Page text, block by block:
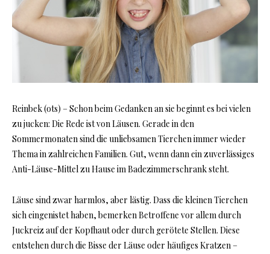
Reinbek (ots) – Schon beim Gedanken an sie beginnt es bei vielen
zu jucken: Die Rede ist von Läusen. Gerade in den
Sommermonaten sind die unliebsamen Tierchen immer wieder
Thema in zahlreichen Familien. Gut, wenn dann ein zuverlässiges
Anti-Läuse-Mittel zu Hause im Badezimmerschrank steht.
Läuse sind zwar harmlos, aber lästig. Dass die kleinen Tierchen
sich eingenistet haben, bemerken Betroffene vor allem durch
Juckreiz auf der Kopfhaut oder durch gerötete Stellen. Diese
entstehen durch die Bisse der Läuse oder häufiges Kratzen –